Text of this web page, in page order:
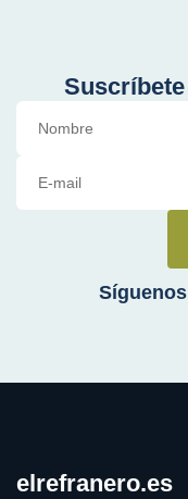
elrefranero.es